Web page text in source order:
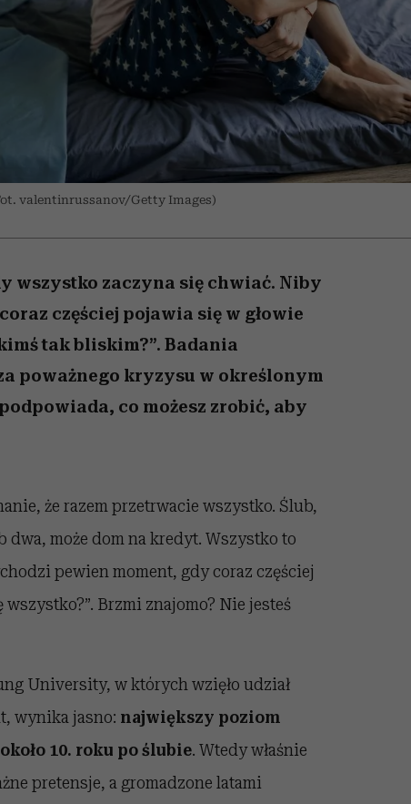
najbardziej pożądane
ubrania i marki sezonu
valentinrussanov/Getty Images)
wszystko zaczyna się chwiać. Niby
częściej pojawia się w głowie
tak bliskim?”. Badania
poważnego kryzysu w określonym
co możesz zrobić, aby
że razem przetrwacie wszystko. Ślub,
może dom na kredyt. Wszystko to
pewien moment, gdy coraz częściej
Brzmi znajomo? Nie jesteś
University, w których wzięło udział
wynika jasno: największy poziom
10. roku po ślubie. Wtedy właśnie
pretensje, a gromadzone latami